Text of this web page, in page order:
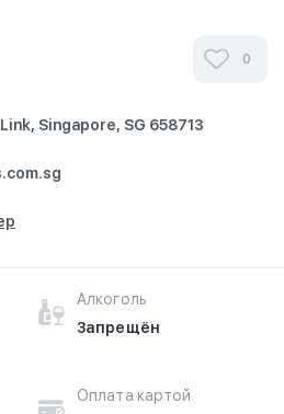
Mall.
0
Singapore, SG 658713
Алкоголь
Запрещён
Оплата картой